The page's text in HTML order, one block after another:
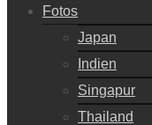
Fotos
Japan
Indien
Singapur
Thailand